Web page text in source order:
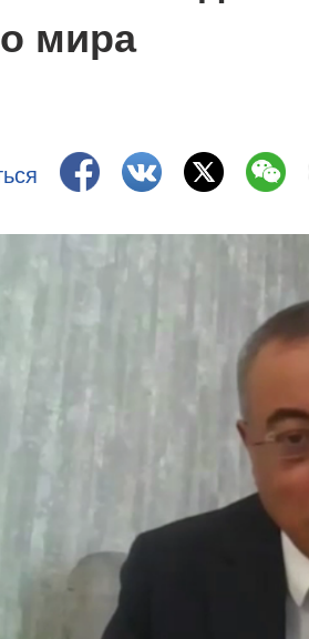
мира